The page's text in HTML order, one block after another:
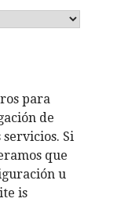
para
de
Si
que
u
is